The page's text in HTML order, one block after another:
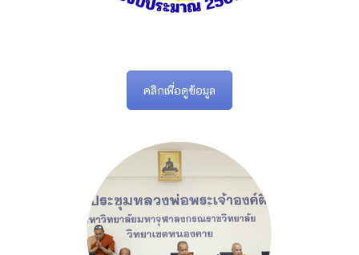
คลิกเพื่อดูข้อมูล